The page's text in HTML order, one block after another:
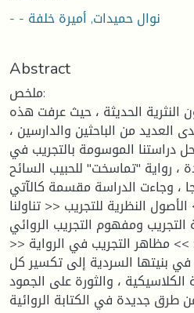
- - نوال حميدات, أميرة خلفة
Abstract
ملخص:
النثرية الحديثة ، حيث عرفت هذه
العديد من الباحثين والدارسين ،
دراستنا الموسومة بالتجريب في
، رواية "تماسخت" للحبيب السائح
، وجاءت الدراسة مقسمة كالآتي :
النظرية للتجريب << تناولنا
ومفهوم التجريب الروائي.
: >> مظاهر التجريب في الرواية <<
بنيتها السردية إلى تكسير كل
الكلاسيكية ، والثورة على الجمود